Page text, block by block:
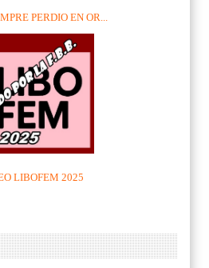
PERDIO EN OR...
LIBOFEM 2025